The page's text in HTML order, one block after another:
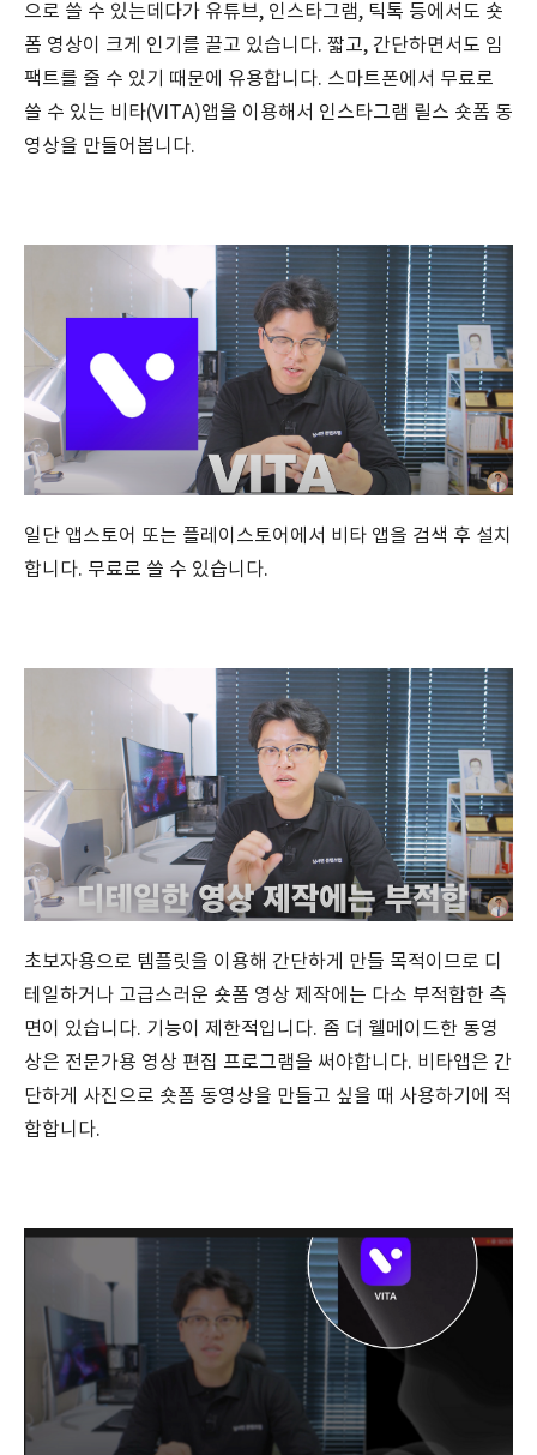
으로 쓸 수 있는데다가 유튜브, 인스타그램, 틱톡 등에서도 숏
폼 영상이 크게 인기를 끌고 있습니다. 짧고, 간단하면서도 임
팩트를 줄 수 있기 때문에 유용합니다. 스마트폰에서 무료로
쓸 수 있는 비타(VITA)앱을 이용해서 인스타그램 릴스 숏폼 동
영상을 만들어봅니다.
일단 앱스토어 또는 플레이스토어에서 비타 앱을 검색 후 설치
합니다. 무료로 쓸 수 있습니다.
초보자용으로 템플릿을 이용해 간단하게 만들 목적이므로 디
테일하거나 고급스러운 숏폼 영상 제작에는 다소 부적합한 측
면이 있습니다. 기능이 제한적입니다. 좀 더 웰메이드한 동영
상은 전문가용 영상 편집 프로그램을 써야합니다. 비타앱은 간
단하게 사진으로 숏폼 동영상을 만들고 싶을 때 사용하기에 적
합합니다.